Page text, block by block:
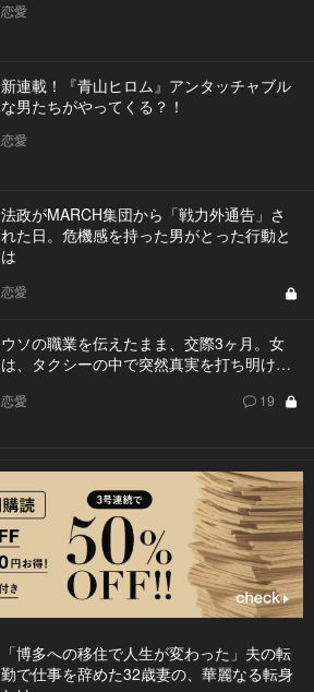
恋愛
新連載！『青山ヒロム』アンタッチャブル
な男たちがやってくる？！
恋愛
法政がMARCH集団から「戦力外通告」さ
れた日。危機感を持った男がとった行動と
は
恋愛
ウソの職業を伝えたまま、交際3ヶ月。女
は、タクシーの中で突然真実を打ち明け…
恋愛 19
「博多への移住で人生が変わった」夫の転
勤で仕事を辞めた32歳妻の、華麗なる転身